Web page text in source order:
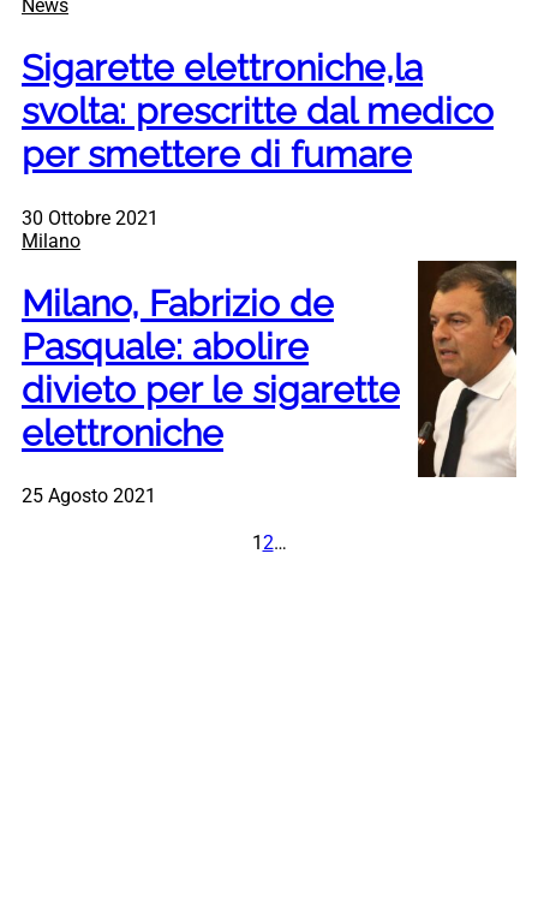
News
Sigarette elettroniche,la
svolta: prescritte dal medico
per smettere di fumare
30 Ottobre 2021
Milano
Milano, Fabrizio de
Pasquale: abolire
divieto per le sigarette
elettroniche
25 Agosto 2021
1 2…